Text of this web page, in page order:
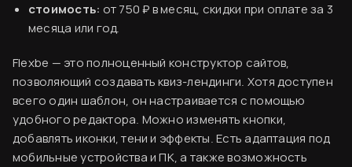
стоимость: от 750 ₽ в месяц, скидки при оплате за 3
месяца или год.
Flexbe — это полноценный конструктор сайтов,
позволяющий создавать квиз-лендинги. Хотя доступен
всего один шаблон, он настраивается с помощью
удобного редактора. Можно изменять кнопки,
добавлять иконки, тени и эффекты. Есть адаптация под
мобильные устройства и ПК, а также возможность